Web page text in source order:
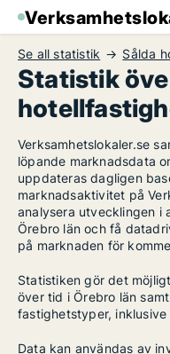
Se all statistik Sålda
Statistik
Verksamhetslokaler.se
löpande marknadsdata
uppdateras dagligen
marknadsaktivitet på
analysera utvecklingen i
Örebro län och få
på marknaden för
Statistiken gör det
över tid i Örebro län
fastighetstyper,
Data kan användas av